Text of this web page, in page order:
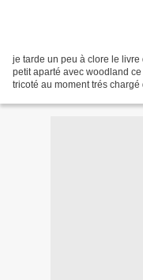
je tarde un peu à clore le livre
petit aparté avec woodland
tricoté au moment trés chargé